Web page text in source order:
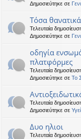
Δημοσιεύτηκε σε
Τόσα
Τελευταία
Δημοσιεύτηκε σε
οδηγία
πλατφόρμες
Τελευταία
Δημοσιεύτηκε σε Το
Τελευταία
Δημοσιεύτηκε σε
Δυο ηλιοι
Τελευταία